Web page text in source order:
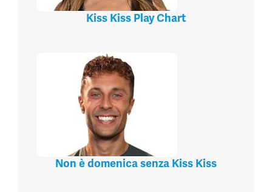
Kiss Kiss Play Chart
Non è domenica senza Kiss Kiss